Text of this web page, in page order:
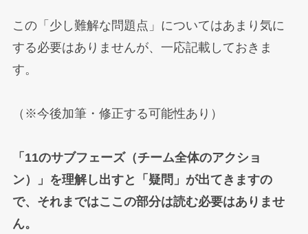
この「少し難解な問題点」についてはあまり気に
する必要はありませんが、一応記載しておきま
す。
（※今後加筆・修正する可能性あり）
「11のサブフェーズ（チーム全体のアクショ
ン）」を理解し出すと「疑問」が出てきますの
で、それまではここの部分は読む必要はありませ
ん。